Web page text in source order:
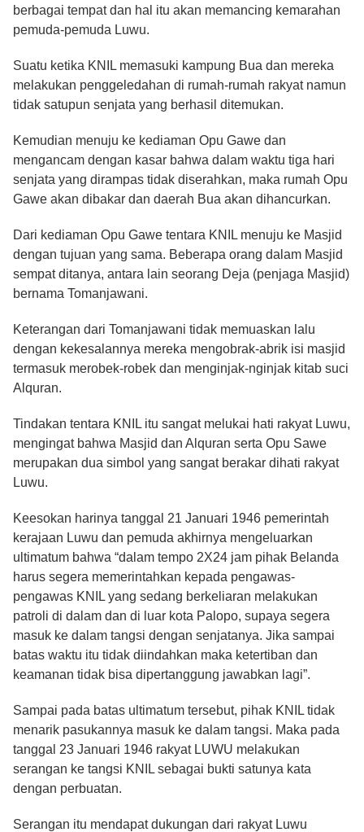
berbagai tempat dan hal itu akan memancing kemarahan
pemuda-pemuda Luwu.
Suatu ketika KNIL memasuki kampung Bua dan mereka
melakukan penggeledahan di rumah-rumah rakyat namun
tidak satupun senjata yang berhasil ditemukan.
Kemudian menuju ke kediaman Opu Gawe dan
mengancam dengan kasar bahwa dalam waktu tiga hari
senjata yang dirampas tidak diserahkan, maka rumah Opu
Gawe akan dibakar dan daerah Bua akan dihancurkan.
Dari kediaman Opu Gawe tentara KNIL menuju ke Masjid
dengan tujuan yang sama. Beberapa orang dalam Masjid
sempat ditanya, antara lain seorang Deja (penjaga Masjid)
bernama Tomanjawani.
Keterangan dari Tomanjawani tidak memuaskan lalu
dengan kekesalannya mereka mengobrak-abrik isi masjid
termasuk merobek-robek dan menginjak-nginjak kitab suci
Alquran.
Tindakan tentara KNIL itu sangat melukai hati rakyat Luwu,
mengingat bahwa Masjid dan Alquran serta Opu Sawe
merupakan dua simbol yang sangat berakar dihati rakyat
Luwu.
Keesokan harinya tanggal 21 Januari 1946 pemerintah
kerajaan Luwu dan pemuda akhirnya mengeluarkan
ultimatum bahwa “dalam tempo 2X24 jam pihak Belanda
harus segera memerintahkan kepada pengawas-
pengawas KNIL yang sedang berkeliaran melakukan
patroli di dalam dan di luar kota Palopo, supaya segera
masuk ke dalam tangsi dengan senjatanya. Jika sampai
batas waktu itu tidak diindahkan maka ketertiban dan
keamanan tidak bisa dipertanggung jawabkan lagi”.
Sampai pada batas ultimatum tersebut, pihak KNIL tidak
menarik pasukannya masuk ke dalam tangsi. Maka pada
tanggal 23 Januari 1946 rakyat LUWU melakukan
serangan ke tangsi KNIL sebagai bukti satunya kata
dengan perbuatan.
Serangan itu mendapat dukungan dari rakyat Luwu